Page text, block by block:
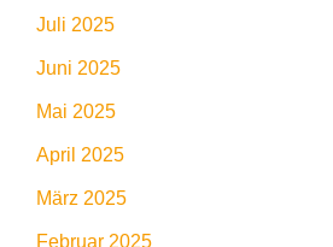
Juli 2025
Juni 2025
Mai 2025
April 2025
März 2025
Februar 2025